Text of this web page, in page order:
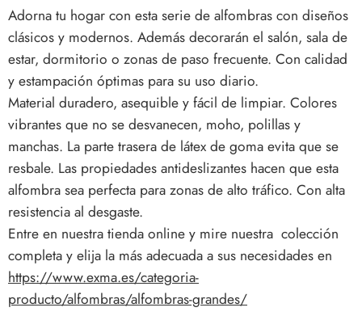
Adorna tu hogar con esta serie de alfombras con diseños
clásicos y modernos. Además decorarán el salón, sala de
estar, dormitorio o zonas de paso frecuente. Con calidad
y estampación óptimas para su uso diario.
Material duradero, asequible y fácil de limpiar. Colores
vibrantes que no se desvanecen, moho, polillas y
manchas. La parte trasera de látex de goma evita que se
resbale. Las propiedades antideslizantes hacen que esta
alfombra sea perfecta para zonas de alto tráfico. Con alta
resistencia al desgaste.
Entre en nuestra tienda online y mire nuestra colección
completa y elija la más adecuada a sus necesidades en
https://www.exma.es/categoria-
producto/alfombras/alfombras-grandes/